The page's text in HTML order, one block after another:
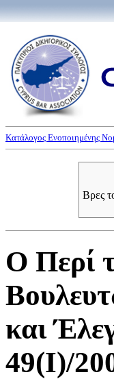
Κατάλογος Ενοποιημένης
Βρες
Ο Περί
και
49(I)/